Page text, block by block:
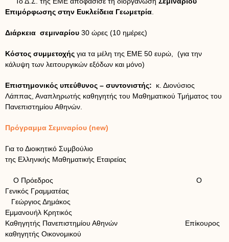
Επιμόρφωσης στην Ευκλείδεια Γεωμετρία
Διάρκεια σεμιναρίου 30 ώρες (10 ημέρες)
Κόστος συμμετοχής για τα μέλη της ΕΜΕ 50 ευρώ, (για την
κάλυψη των λειτουργικών εξόδων και μόνο)
Επιστημονικός υπεύθυνος – συντονιστής: κ. Διονύσιος
Λάππας, Αναπληρωτής καθηγητής του Μαθηματικού Τμήματος του
Πανεπιστημίου Αθηνών.
Πρόγραμμα Σεμιναρίου (new)
Για το Διοικητικό Συμβούλιο
της Ελληνικής Μαθηματικής Εταιρείας
Ο Πρόεδρος Ο
Γενικός Γραμματέας
Γεώργιος Δημάκος
Εμμανουήλ Κρητικός
Καθηγητής Πανεπιστημίου Αθηνών Επίκουρος
καθηγητής Οικονομικού